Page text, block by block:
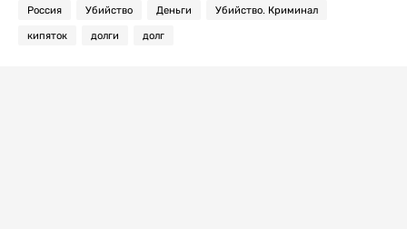
Россия Убийство Деньги Убийство. Криминал
кипяток долги долг